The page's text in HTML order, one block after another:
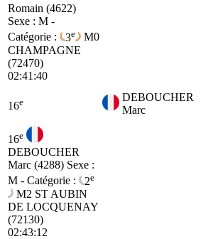
Romain (4622)
Sexe : M -
Catégorie :
3e
M0
CHAMPAGNE
(72470)
02:41:40
16e
DEBOUCHER
Marc
16e
DEBOUCHER
Marc (4288) Sexe :
M - Catégorie :
2e
M2 ST AUBIN
DE LOCQUENAY
(72130)
02:43:12